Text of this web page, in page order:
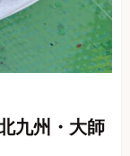
九州・大師